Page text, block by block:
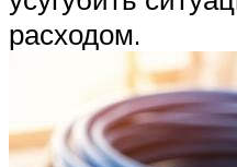
расходом.